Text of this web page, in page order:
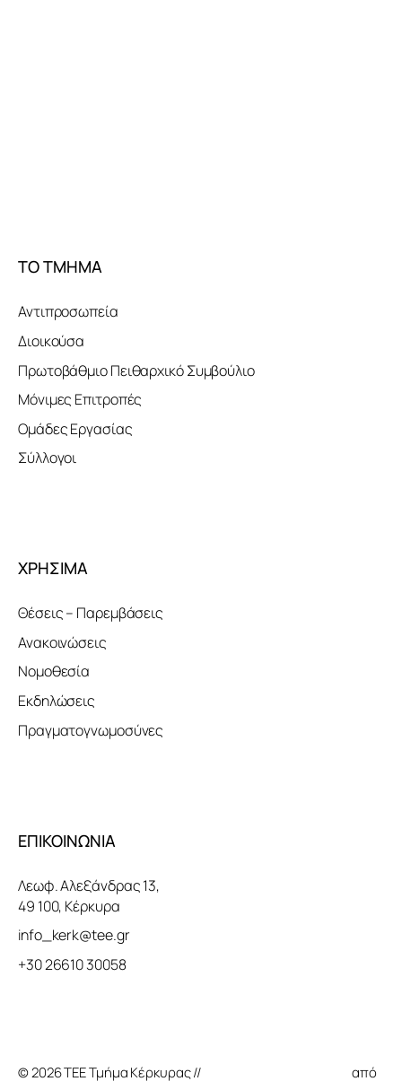
ΤΟ ΤΜΗΜΑ
Αντιπροσωπεία
Διοικούσα
Πρωτοβάθμιο Πειθαρχικό Συμβούλιο
Μόνιμες Επιτροπές
Ομάδες Εργασίας
Σύλλογοι
ΧΡΗΣΙΜΑ
Θέσεις – Παρεμβάσεις
Ανακοινώσεις
Νομοθεσία
Εκδηλώσεις
Πραγματογνωμοσύνες
ΕΠΙΚΟΙΝΩΝΙΑ
Λεωφ. Αλεξάνδρας 13,
49 100, Κέρκυρα
info_kerk@tee.gr
+30 26610 30058
© 2026 ΤΕΕ Τμήμα Κέρκυρας // Κατασκευή Ιστοσελίδαςαπό